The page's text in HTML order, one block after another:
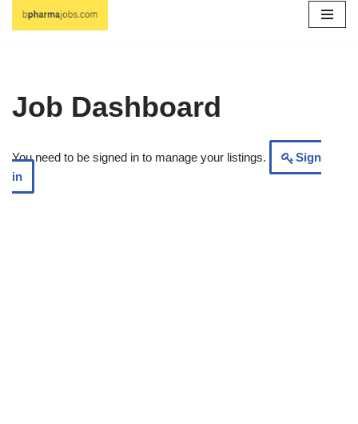
Skip
Job Dashboard
You need to be signed in to manage your listings.
Sign
in